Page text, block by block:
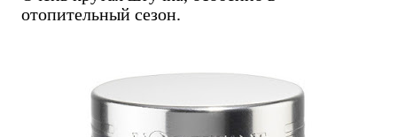
отопительный сезон.